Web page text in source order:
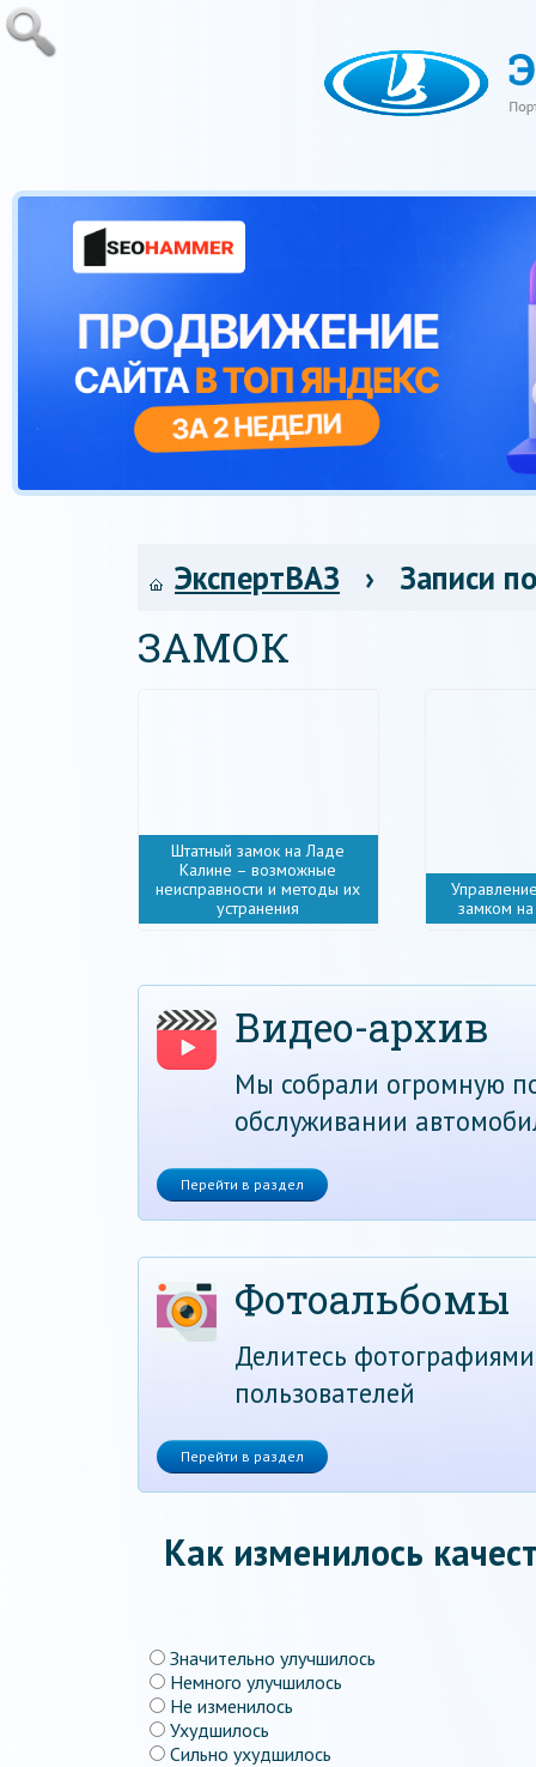
ЭкспертВАЗ › Записи
ЗАМОК
Штатный замок на Ладе
Калине – возможные
неисправности и методы их
устранения
замком
Видео-архив
Мы собрали огромную
обслуживании
Перейти в раздел
Фотоальбомы
Делитесь
пользователей
Перейти в раздел
Как изменилось
Значительно улучшилось
Немного улучшилось
Не изменилось
Ухудшилось
Сильно ухудшилось